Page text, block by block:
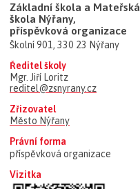
Základní škola a Mateřská
škola Nýřany,
příspěvková organizace
Školní 901, 330 23 Nýřany
Ředitel školy
Mgr. Jiří Loritz
reditel@zsnyrany.cz
Zřizovatel
Město Nýřany
Právní forma
příspěvková organizace
Vizitka